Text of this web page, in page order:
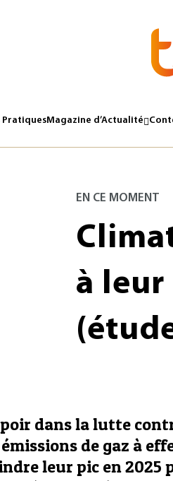
PratiquesMagazine d’Actualité
EN CE MOMENT
à leur
dans la lutte
de gaz à
leur pic en 2025